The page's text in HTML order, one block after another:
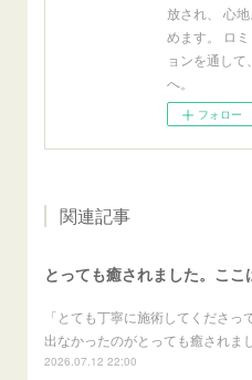
放され、 心
めます。 ロ
ョンを通し
へ。
フォロー
関連記事
「とても丁寧に施術してくださっ
出なかったのがとっても癒されま
2026.07.12 22:00